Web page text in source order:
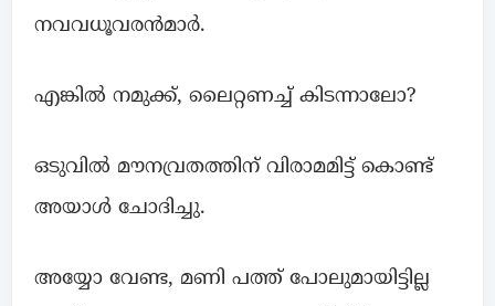
നവവധൂവരൻമാർ.
എങ്കിൽ നമുക്ക്, ലൈറ്റണച്ച് കിടന്നാലോ?
ഒടുവിൽ മൗനവ്രതത്തിന് വിരാമമിട്ട് കൊണ്ട്
അയാൾ ചോദിച്ചു.
അയ്യോ വേണ്ട, മണി പത്ത് പോലുമായിട്ടില്ല